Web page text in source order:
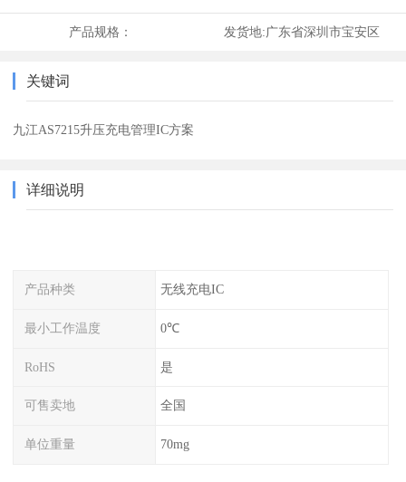
产品规格： 发货地:广东省深圳市宝安区
关键词
九江AS7215升压充电管理IC方案
详细说明
产品种类 无线充电IC
最小工作温度 0℃
RoHS 是
可售卖地 全国
单位重量 70mg